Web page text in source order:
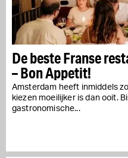
De beste Franse
– Bon Appetit!
Amsterdam heeft inmiddels
kiezen moeilijker is dan ooit.
gastronomische...